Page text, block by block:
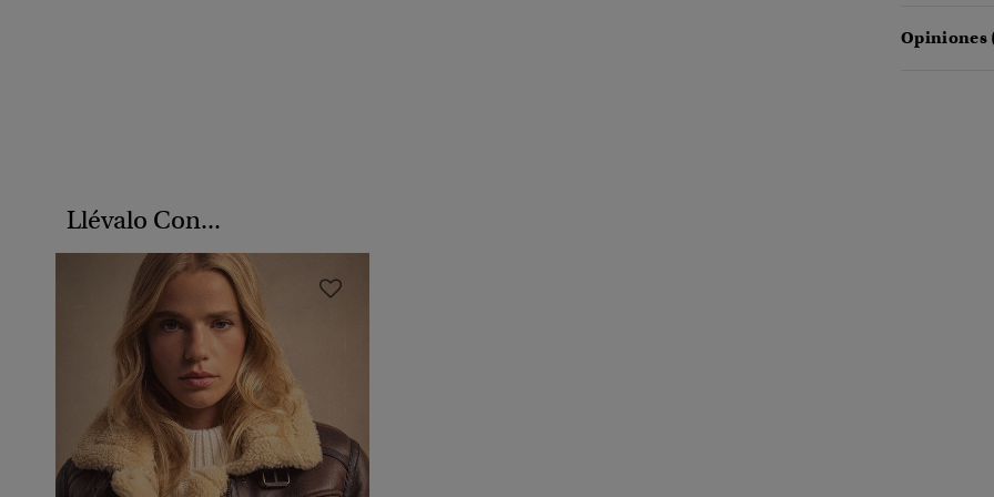
Opiniones
Llévalo Con...